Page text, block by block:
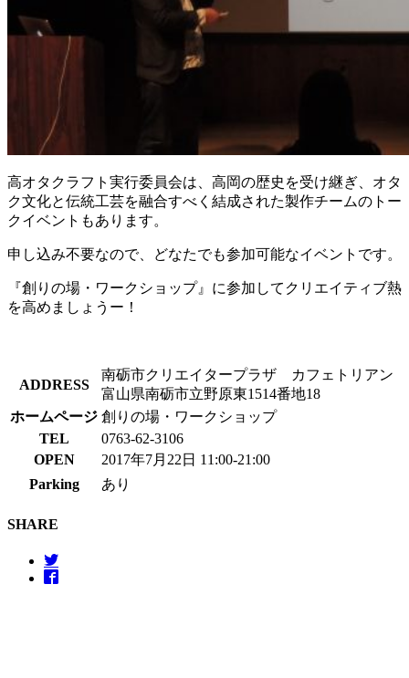
高オタクラフト実行委員会は、高岡の歴史を受け継ぎ、オタ
ク文化と伝統工芸を融合すべく結成された製作チームのトー
クイベントもあります。
申し込み不要なので、どなたでも参加可能なイベントです。
『創りの場・ワークショップ』に参加してクリエイティブ熱
を高めましょうー！
ADDRESS
南砺市クリエイタープラザ カフェトリアン
富山県南砺市立野原東1514番地18
ホームページ 創りの場・ワークショップ
TEL
0763-62-3106
OPEN
2017年7月22日 11:00-21:00
Parking
あり
SHARE